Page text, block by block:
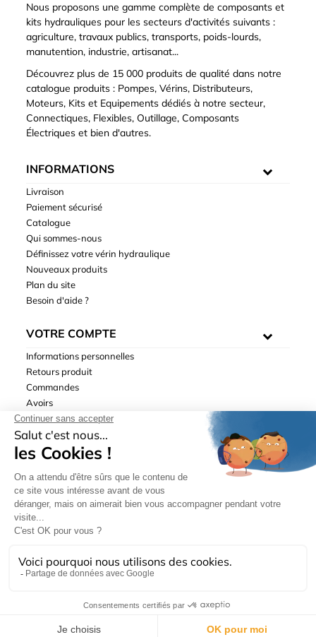
Nous proposons une gamme complète de composants et
kits hydrauliques pour les secteurs d'activités suivants :
agriculture, travaux publics, transports, poids-lourds,
manutention, industrie, artisanat...
Découvrez plus de 15 000 produits de qualité dans notre
catalogue produits : Pompes, Vérins, Distributeurs,
Moteurs, Kits et Equipements dédiés à notre secteur,
Connectiques, Flexibles, Outillage, Composants
Électriques et bien d'autres.
INFORMATIONS
Livraison
Paiement sécurisé
Catalogue
Qui sommes-nous
Définissez votre vérin hydraulique
Nouveaux produits
Plan du site
Besoin d'aide ?
VOTRE COMPTE
Informations personnelles
Retours produit
Commandes
Avoirs
Adresses
Bons de réduction
de ventes| © Hydrodis 2003-2026. Tous droits réservés